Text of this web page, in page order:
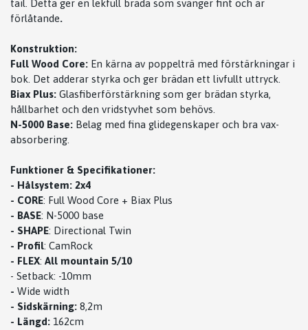
tail. Detta ger en lekfull bräda som svänger fint och är
förlåtande.
Konstruktion:
Full Wood Core: En kärna av poppelträ med förstärkningar i
bok. Det adderar styrka och ger brädan ett livfullt uttryck.
Biax Plus: Glasfiberförstärkning som ger brädan styrka,
hållbarhet och den vridstyvhet som behövs.
N-5000 Base: Belag med fina glidegenskaper och bra vax-
absorbering.
Funktioner & Specifikationer:
- Hålsystem: 2x4
- CORE: Full Wood Core + Biax Plus
- BASE: N-5000 base
- SHAPE: Directional Twin
- Profil: CamRock
- FLEX: All mountain 5/10
- Setback: -10mm
- Wide width
- Sidskärning: 8,2m
- Längd: 162cm